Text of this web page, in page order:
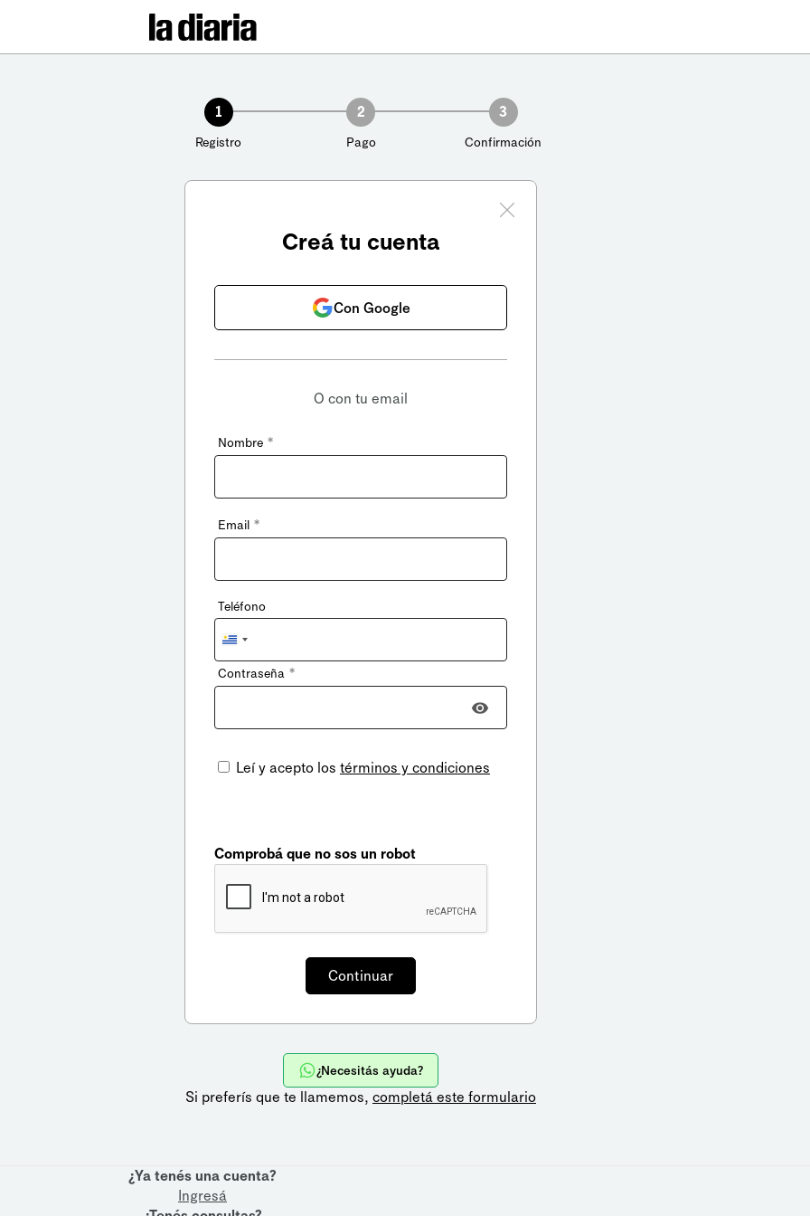
1
Registro
2
Pago
3
Confirmación
Creá tu cuenta
Con Google
O con tu email
Nombre *
Email *
Teléfono
Uruguay
+598
Contraseña *
Leí y acepto los términos y condiciones
Comprobá que no sos un robot
¿Necesitás ayuda?
Si preferís que te llamemos, completá este formulario
¿Ya tenés una cuenta?
Ingresá